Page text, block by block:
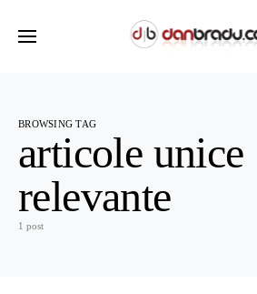
BROWSING TAG
articole unice
relevante
1 post